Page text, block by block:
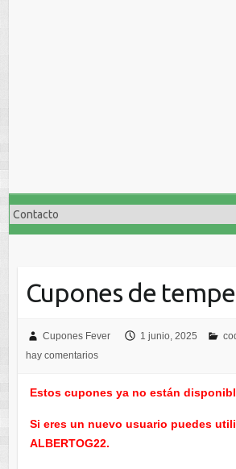
Cupones de
Cupones Fever 1 junio, 2025
hay comentarios
Estos cupones ya no están
Si eres un nuevo usuario puedes
ALBERTOG22.